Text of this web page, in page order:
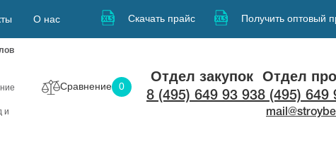
О нас Скачать прайс Получить оптовый
и
Сравнение 0
Отдел закупок
8 (495) 649 93 93
Отдел
8 (495) 649